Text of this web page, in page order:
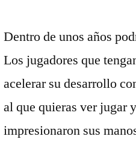
Dentro de unos años
Los jugadores que
acelerar su desarrollo
al que quieras ver jugar
impresionaron sus